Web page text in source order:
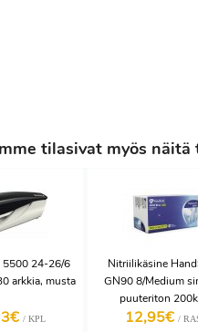
tilasivat myös
5500 24-26/6
arkkia, musta
/ KPL
Nitriilikäsine
GN90 8/Medium
puuteriton
12,95€ /